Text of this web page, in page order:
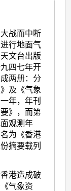
战而中断
行地面气
文台出版
四七年开
两册：分
及《气象
年，年刊
》，而第
观测年
为《香港
摘要载列
港造成破
气象资